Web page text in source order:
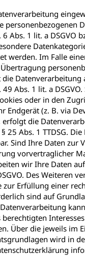
personenbezogenen
Abs. 1 lit. a DSGVO
werden. Im Falle
Datenverarbeitung
Abs. 1 lit. a
oder in den
Endgerät (z. B. via
die
25 Abs. 1 TTDSG.
Sind Ihre Daten zur
vorvertraglicher
wir Ihre Daten
Des Weiteren
zur Erfüllung einer
sind auf
Datenverarbeitung
Über die jeweils im
wird in